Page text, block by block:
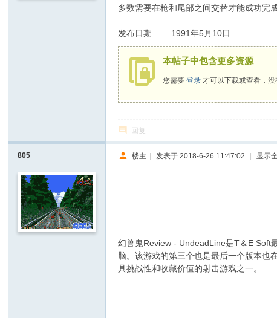
多数需要在枪和尾部之间交替才能成功完成
发布日期 1991年5月10日
本帖子中包含更多资源
您需要登录 才可以下载或查看，
回复
805 楼主 | 发表于 2018-6-26 11:47:02 | 显示
幻兽鬼Review - UndeadLine是T＆E Soft
脑。该游戏的第三个也是最后一个版本也
具挑战性和收藏价值的射击游戏之一。